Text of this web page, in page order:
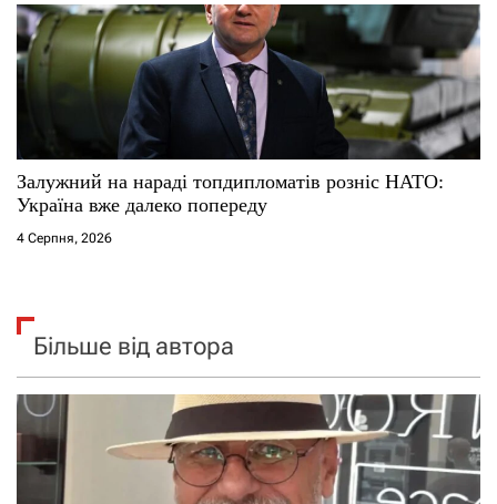
Залужний на нараді топдипломатів розніс НАТО:
Україна вже далеко попереду
4 Серпня, 2026
Більше від автора